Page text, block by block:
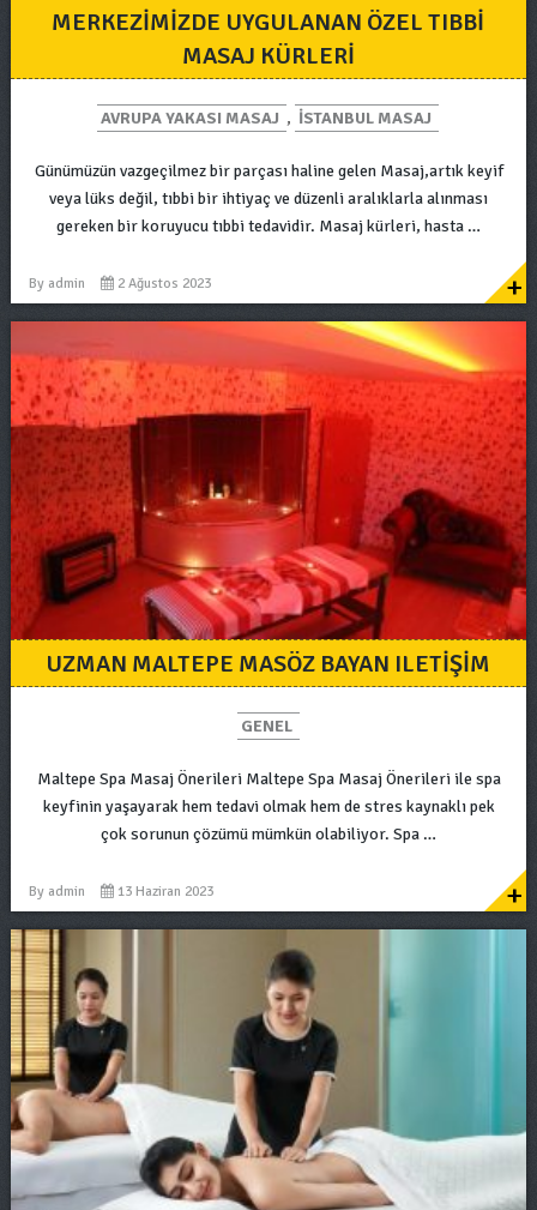
MERKEZIMIZDE UYGULANAN ÖZEL TIBBI
MASAJ KÜRLERI
AVRUPA YAKASI MASAJ , ISTANBUL MASAJ
Günümüzün vazgeçilmez bir parçası haline gelen Masaj,artık keyif
veya lüks değil, tıbbi bir ihtiyaç ve düzenli aralıklarla alınması
gereken bir koruyucu tıbbi tedavidir. Masaj kürleri, hasta …
By admin 2 Ağustos 2023 +
UZMAN MALTEPE MASÖZ BAYAN ILETIŞIM
GENEL
Maltepe Spa Masaj Önerileri Maltepe Spa Masaj Önerileri ile spa
keyfinin yaşayarak hem tedavi olmak hem de stres kaynaklı pek
çok sorunun çözümü mümkün olabiliyor. Spa …
By admin 13 Haziran 2023 +